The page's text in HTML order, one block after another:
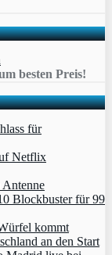
besten Preis!
für
Netflix
Blockbuster für 99
kommt
an den Start